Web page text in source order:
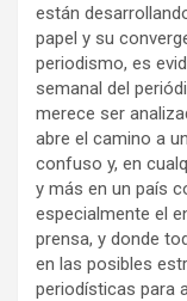
están
papel y su
periodismo, es
semanal del
merece ser
abre el camino a
confuso y, en
y más en un país
especialmente el
prensa, y donde
en las posibles
periodísticas para